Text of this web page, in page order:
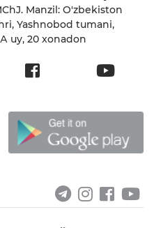
Manzil: O'zbekiston
Yashnobod tumani,
uy, 20 xonadon